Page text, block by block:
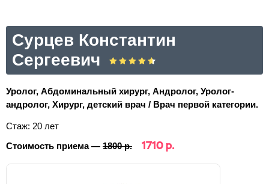
Сурцев Константин
Сергеевич
Уролог, Абдоминальный хирург, Андролог, Уролог-
андролог, Хирург, детский врач / Врач первой категории.
Стаж: 20 лет
Стоимость приема — 1800 р. 1710 р.